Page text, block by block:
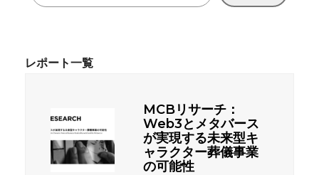
MCBリサーチ：
Web3とメタバース
が実現する未来型キ
ャラクター葬儀事業
の可能性